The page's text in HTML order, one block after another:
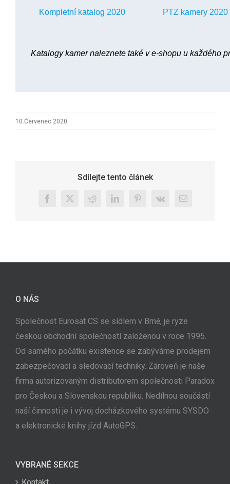
Kompletní katalog 2020 PTZ kamery 2020
Katalogy kamer naleznete také v e-shopu u každého
10.Červenec 2020
Sdílejte tento článek
Facebook
X RedditLinkedInPinterest
Vk
E-
O NÁS
Společnost Eurosat CS se sídlem v Brně, je ryze
českou obchodní společností založenou v roce 1995.
Od samého počátku existence se zabýváme prodejem
zabezpečovací a sledovací techniky. Zároveň je naše
firma autorizovaným distributorem společnosti Paradox
pro Českou a Slovenskou republiku. Nedílnou součástí
naší činnosti je i vývoj docházkového systému SYSDO
a elektronické knihy jízd AutoGPS.
VYBRANÉ SEKCE
Kontakt